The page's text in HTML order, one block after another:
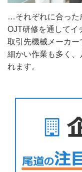
…それぞれに合っ
OJT研修を通してイ
取引先機械メーカー
細かい作業も多く
れます。